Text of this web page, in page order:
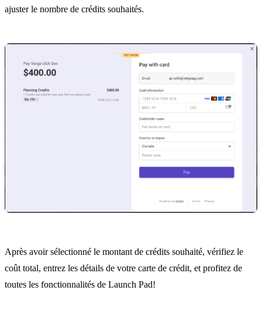
ajuster le nombre de crédits souhaités.
Après avoir sélectionné le montant de crédits souhaité, vérifiez le
coût total, entrez les détails de votre carte de crédit, et profitez de
toutes les fonctionnalités de Launch Pad!